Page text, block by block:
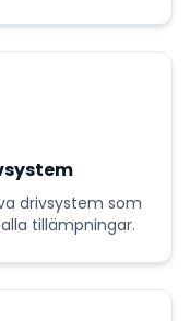
drivsystem som
tillämpningar.